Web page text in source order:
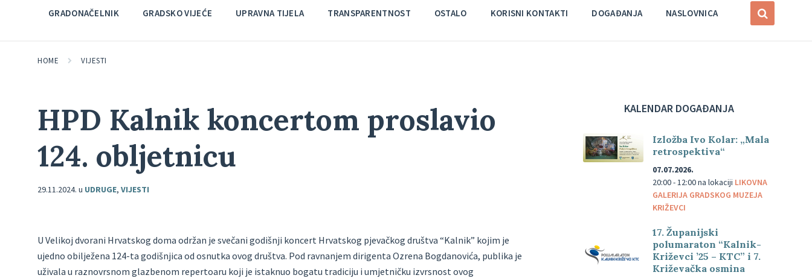
GRADONAČELNIK GRADSKO VIJEĆE UPRAVNA TIJELA TRANSPARENTNOST OSTALO KORISNI KONTAKTI DOGAĐANJA NASLOVNICA
HOME VIJESTI
HPD Kalnik koncertom proslavio
124. obljetnicu
29.11.2024. u UDRUGE, VIJESTI
U Velikoj dvorani Hrvatskog doma održan je svečani godišnji koncert Hrvatskog pjevačkog društva “Kalnik” kojim je
ujedno obilježena 124-ta godišnjica od osnutka ovog društva. Pod ravnanjem dirigenta Ozrena Bogdanovića, publika je
uživala u raznovrsnom glazbenom repertoaru koji je istaknuo bogatu tradiciju i umjetničku izvrsnost ovog
KALENDAR DOGAĐANJA
Izložba Ivo Kolar: „Mala
retrospektiva“
07.07.2026.
20:00 - 12:00na lokaciji LIKOVNA
GALERIJA GRADSKOG MUZEJA
KRIŽEVCI
17. Županijski
polumaraton “Kalnik-
Križevci ’25 – KTC” i 7.
Križevačka osmina